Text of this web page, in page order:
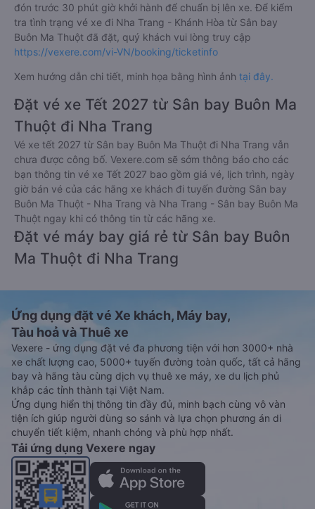
đón trước 30 phút giờ khởi hành để chuẩn bị lên xe. Để kiểm
tra tình trạng vé xe đi Nha Trang - Khánh Hòa từ Sân bay
Buôn Ma Thuột đã đặt, quý khách vui lòng truy cập
https://vexere.com/vi-VN/booking/ticketinfo
Xem hướng dẫn chi tiết, minh họa bằng hình ảnh tại đây.
Đặt vé xe Tết 2027 từ Sân bay Buôn Ma
Thuột đi Nha Trang
Vé xe tết 2027 từ Sân bay Buôn Ma Thuột đi Nha Trang vẫn
chưa được công bố. Vexere.com sẽ sớm thông báo cho các
bạn thông tin vé xe Tết 2027 bao gồm giá vé, lịch trình, ngày
giờ bán vé của các hãng xe khách đi tuyến đường Sân bay
Buôn Ma Thuột - Nha Trang và Nha Trang - Sân bay Buôn Ma
Thuột ngay khi có thông tin từ các hãng xe.
Đặt vé máy bay giá rẻ từ Sân bay Buôn
Ma Thuột đi Nha Trang
Ứng dụng đặt vé Xe khách, Máy bay,
Tàu hoả và Thuê xe
Vexere - ứng dụng đặt vé đa phương tiện với hơn 3000+ nhà
xe chất lượng cao, 5000+ tuyến đường toàn quốc, tất cả hãng
bay và hãng tàu cùng dịch vụ thuê xe máy, xe du lịch phủ
khắp các tỉnh thành tại Việt Nam.
Ứng dụng hiển thị thông tin đầy đủ, minh bạch cùng vô vàn
tiện ích giúp người dùng so sánh và lựa chọn phương án di
chuyển tiết kiệm, nhanh chóng và phù hợp nhất.
Tải ứng dụng Vexere ngay